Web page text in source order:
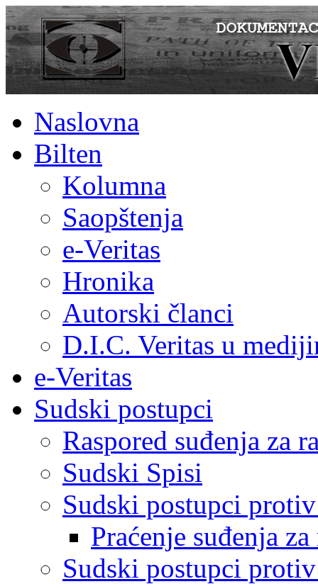
Naslovna
Bilten
Kolumna
Saopštenja
e-Veritas
Hronika
Autorski članci
D.I.C. Veritas u
e-Veritas
Sudski postupci
Raspored suđenja za
Sudski Spisi
Sudski postupci
Praćenje suđenja
Sudski postupci